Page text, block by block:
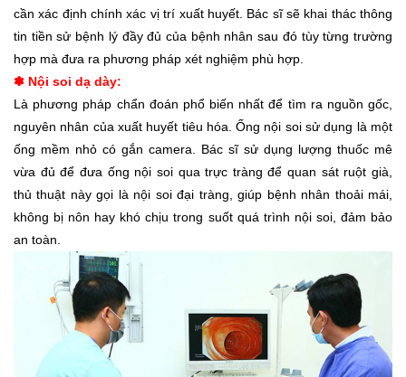
cần xác định chính xác vị trí xuất huyết. Bác sĩ sẽ khai thác thông
tin tiền sử bệnh lý đầy đủ của bệnh nhân sau đó tùy từng trường
hợp mà đưa ra phương pháp xét nghiệm phù hợp.
✽ Nội soi dạ dày:
Là phương pháp chẩn đoán phổ biến nhất để tìm ra nguồn gốc,
nguyên nhân của xuất huyết tiêu hóa. Ống nội soi sử dụng là một
ống mềm nhỏ có gắn camera. Bác sĩ sử dụng lượng thuốc mê
vừa đủ để đưa ống nội soi qua trực tràng để quan sát ruột già,
thủ thuật này gọi là nội soi đại tràng, giúp bệnh nhân thoải mái,
không bị nôn hay khó chịu trong suốt quá trình nội soi, đảm bảo
an toàn.